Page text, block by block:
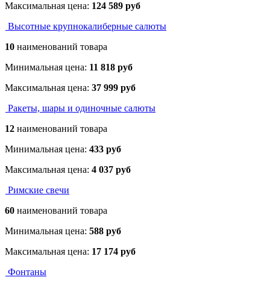
Максимальная цена: 124 589 руб
Высотные крупнокалиберные салюты
10 наименований товара
Минимальная цена: 11 818 руб
Максимальная цена: 37 999 руб
Ракеты, шары и одиночные салюты
12 наименований товара
Минимальная цена: 433 руб
Максимальная цена: 4 037 руб
Римские свечи
60 наименований товара
Минимальная цена: 588 руб
Максимальная цена: 17 174 руб
Фонтаны